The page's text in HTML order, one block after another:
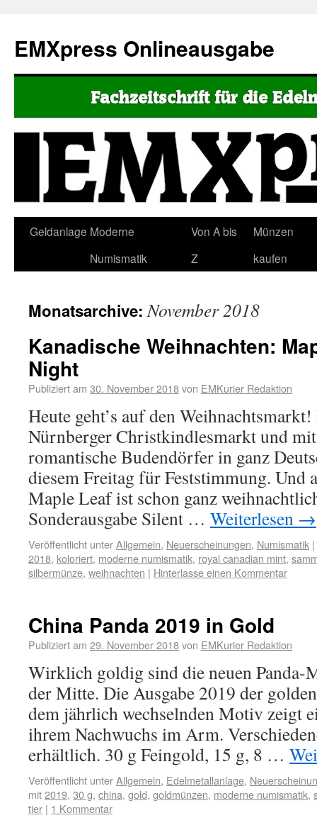
EMXpress Onlineausgabe
Geldanlage Moderne
Numismatik
Von A bis
Z
Münzen
kaufen
Monatsarchive:November 2018
Kanadische Weihnachten:
Night
Publiziert am 30. November 2018von EMKurier Redaktion
Heute geht’s auf den
Nürnberger Christkindlesmarkt und
romantische Budendörfer in ganz
diesem Freitag für Feststimmung. Und
Maple Leaf ist schon ganz
Sonderausgabe Silent … Weiterlesen →
Veröffentlicht unterAllgemein, Neuerscheinungen, Numismatik |
2018, koloriert, moderne numismatik, royal canadian mint,
silbermünze, weihnachten | Hinterlasse einen Kommentar
China Panda 2019 in Gold
Publiziert am 29. November 2018von EMKurier Redaktion
Wirklich goldig sind die neuen Panda-
der Mitte. Die Ausgabe 2019 der
dem jährlich wechselnden Motiv zeigt
ihrem Nachwuchs im Arm.
erhältlich. 30 g Feingold, 15 g, 8 …
Veröffentlicht unterAllgemein, Edelmetallanlage,
mit2019, 30 g, china, gold, goldmünzen, moderne numismatik,
tier | 1 Kommentar